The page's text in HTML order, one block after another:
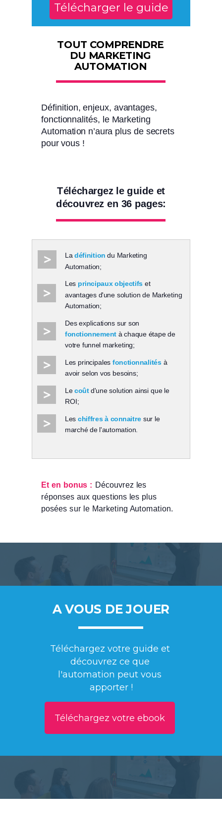
Télécharger le guide
TOUT COMPRENDRE
DU MARKETING
AUTOMATION
Définition, enjeux, avantages,
fonctionnalités, le Marketing
Automation n’aura plus de secrets
pour vous !
Téléchargez votre ebook
Téléchargez votre guide et
découvrez ce que
l'automation peut vous
apporter !
A VOUS DE JOUER
Téléchargez le guide et
découvrez en 36 pages:
Ladéfinition du Marketing
Automation;
Les principaux objectifs et
avantages d'une solution de Marketing
Automation;
Des explications sur son
fonctionnementà chaque étape de
votre funnel marketing;
Les principalesfonctionnalitésà
avoir selon vos besoins;
Lecoûtd'une solution ainsi que le
ROI;
Leschiffres à connaitre sur le
marché de l'automation.
Et en bonus : Découvrez les
réponses aux questions les plus
posées sur le Marketing Automation.